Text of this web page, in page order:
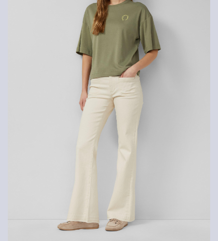
Nie wybielać/nie chlorować
Nie suszyć w suszarce bębnowej
Pranie delikatne 30°C
Prasować w niskiej temperaturze
Nie czyścić chemicznie
Zwrot produktów możliwy jest w ciągu 14 dni.